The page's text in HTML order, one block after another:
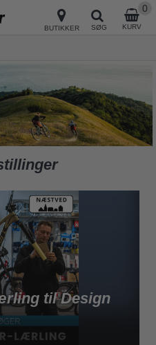
BUTIKKER SØG KURV
0
til Design